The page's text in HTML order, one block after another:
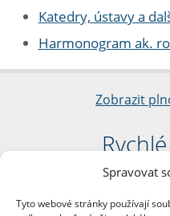
Spravovat
Tyto webové stránky používají
Katedry, ústavy a
Harmonogram ak.
Zobrazit
nám.